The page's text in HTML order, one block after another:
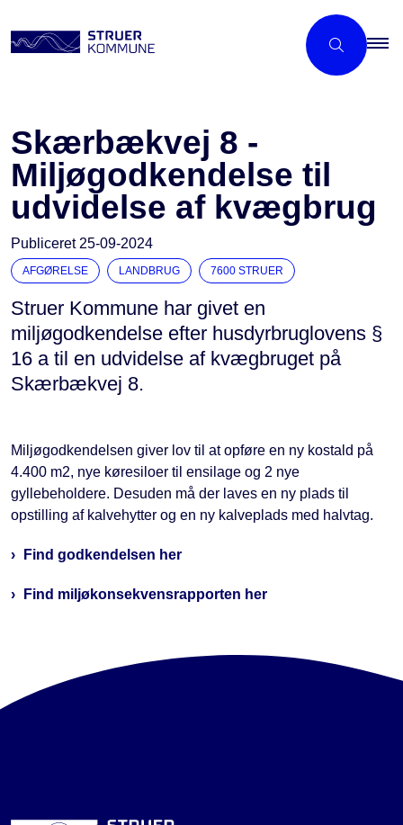
Skærbækvej 8 -
Miljøgodkendelse til
udvidelse af kvægbrug
Publiceret 25-09-2024
AFGØRELSE LANDBRUG 7600 STRUER
Struer Kommune har givet en
miljøgodkendelse efter husdyrbruglovens §
16 a til en udvidelse af kvægbruget på
Skærbækvej 8.
Miljøgodkendelsen giver lov til at opføre en ny kostald på
4.400 m2, nye køresiloer til ensilage og 2 nye
gyllebeholdere. Desuden må der laves en ny plads til
opstilling af kalvehytter og en ny kalveplads med halvtag.
Find godkendelsen her
Find miljøkonsekvensrapporten her